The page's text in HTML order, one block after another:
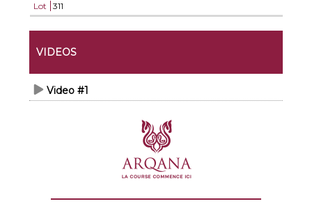
Lot
311
VIDEOS
Video #1